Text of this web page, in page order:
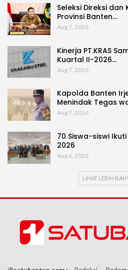
Seleksi Direksi dan
Provinsi Banten…
Aug 7, 2026
Kinerja PT.KRAS
Kuartal II-2026…
Aug 7, 2026
Kapolda Banten
Menindak Tegas
Aug 7, 2026
70 Siswa-siswi
2026
Aug 6, 2026
LIHAT LEBIH